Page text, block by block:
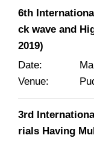
6th
ck wave and
2019)
Date
Venue
3rd
rials Having